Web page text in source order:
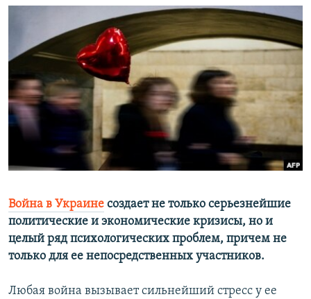
Вернутся
поискуСЕВЕР.РЕАЛИИ
СИБИРЬ.РЕАЛИИ
РАСПИСАНИЕ ВЕЩАНИЯ
ПОДПИШИТЕСЬ НА РАССЫЛКУ
СОЦИАЛЬНЫЕ СЕТИ
Все сайты РСЕ/РС
Война в Украине создает не только серьезнейшие
политические и экономические кризисы, но и
целый ряд психологических проблем, причем не
только для ее непосредственных участников.
Любая война вызывает сильнейший стресс у ее